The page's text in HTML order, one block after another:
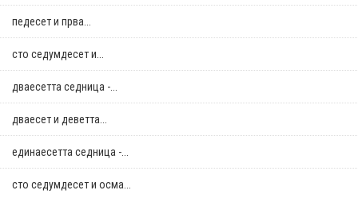
педесет и прва...
сто седумдесет и...
дваесетта седница -...
дваесет и деветта...
единаесетта седница -...
сто седумдесет и осма...